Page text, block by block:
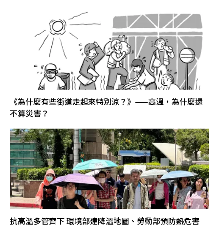
《為什麼有些街道走起來特別涼？》——高溫，為什麼還
不算災害？
抗高溫多管齊下 環境部建降溫地圖、勞動部預防熱危害